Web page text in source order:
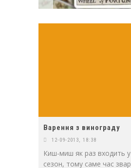
Варення з винограду
12-09-2013, 18:38
Киш-миш як раз входить у
сезон, тому саме час